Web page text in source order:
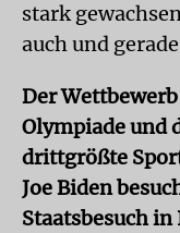
stark
auch und
Der
Olympiade und
drittgrößte
Joe Biden
Staatsbesuch